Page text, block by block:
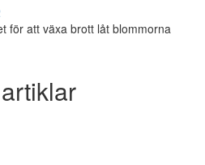
för att växa brott låt blommorna